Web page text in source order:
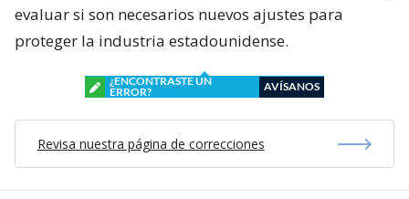
evaluar si son necesarios nuevos ajustes para
proteger la industria estadounidense.
¿ENCONTRASTE UN
ERROR?
AVÍSANOS
Revisa nuestra página de correcciones